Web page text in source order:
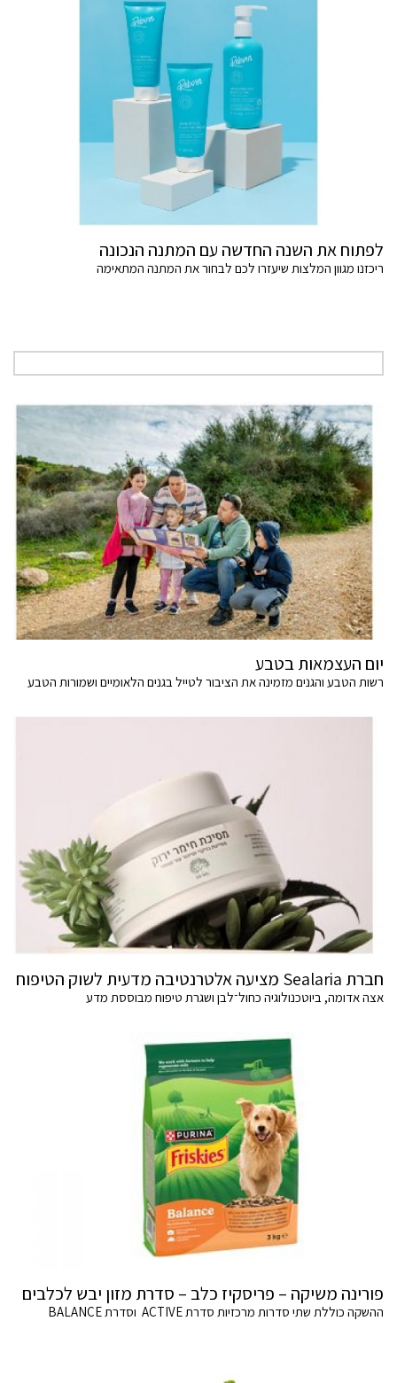
לפתוח את השנה החדשה עם המתנה הנכונה
ריכזנו מגוון המלצות שיעזרו לכם לבחור את המתנה המתאימה
יום העצמאות בטבע
רשות הטבע והגנים מזמינה את הציבור לטייל בגנים הלאומיים ושמורות הטבע
חברת Sealaria מציעה אלטרנטיבה מדעית לשוק הטיפוח
אצה אדומה, ביוטכנולוגיה כחול־לבן ושגרת טיפוח מבוססת מדע
פורינה משיקה – פריסקיז כלב – סדרת מזון יבש לכלבים
ההשקה כוללת שתי סדרות מרכזיות סדרת ACTIVE וסדרת BALANCE